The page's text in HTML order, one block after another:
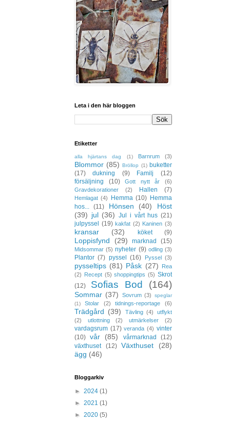
Leta i den här bloggen
Etiketter
alla hjärtans dag (1) Barnrum (3)
Blommor (85) Bröllop (1) buketter
(17)
dukning (9) Familj
(12)
försäljning
(10) Gott nytt år
(6)
Gravdekorationer
(2) Hallen (7)
Hemlagat (4) Hemma (10) Hemma
hos...
(11) Hönsen (40)
Höst
(39) jul (36) Jul i vårt hus (21)
julpyssel
(19) kakfat (2) Kaninen (3)
kransar (32) köket (9)
Loppisfynd (29) marknad (15)
Midsommar (5) nyheter (9) odling (3)
Plantor (7) pyssel (16) Pyssel (3)
pysseltips (81) Påsk (27)
Rea
(2) Recept (5) shoppingtips (5) Skrot
(12)
Sofias Bod (164)
Sommar (37) Sovrum (3)
speglar
(1)
Stolar (2) tidnings-reportage (6)
Trädgård (39) Tävling (4)
utflykt
(2)
utlottning (2) utmärkelser (2)
vardagsrum (17) veranda (4) vinter
(10) vår (85) vårmarknad
(12)
växthuset
(12) Växthuset
(28)
ägg (46)
Bloggarkiv
► 2024 (1)
► 2021 (1)
► 2020 (5)